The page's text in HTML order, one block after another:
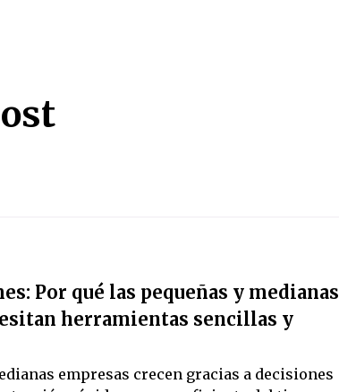
Por qué las pequeñas y medianas
herramientas sencillas y
empresas crecen gracias a decisiones